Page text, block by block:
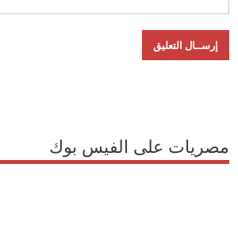
مصريات على الفيس بوك